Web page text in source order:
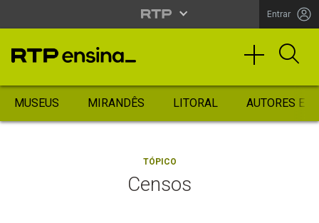
Entrar
MUSEUS MIRANDÊS LITORAL AUTORES
TÓPICO
Censos